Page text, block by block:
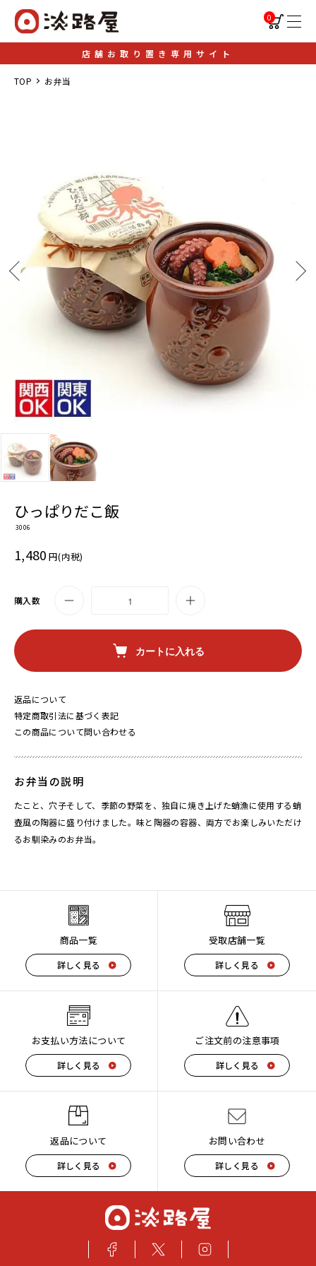
0
店舗お取り置き専用サイト
TOP お弁当
ひっぱりだこ飯
3006
1,480 円(内税)
購入数
カートに入れる
返品について
特定商取引法に基づく表記
この商品について問い合わせる
お弁当の説明
たこと、穴子そして、季節の野菜を、独自に焼き上げた蛸漁に使用する蛸
壺風の陶器に盛り付けました。味と陶器の容器、両方でお楽しみいただけ
るお馴染みのお弁当。
商品一覧
詳しく見る
受取店舗一覧
詳しく見る
お支払い方法について
詳しく見る
ご注文前の注意事項
詳しく見る
返品について
詳しく見る
お問い合わせ
詳しく見る